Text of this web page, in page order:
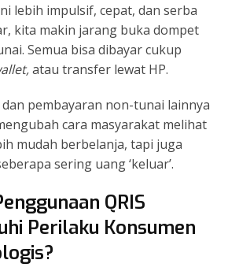
lebih impulsif, cepat, dan serba
kita makin jarang buka dompet
Semua bisa dibayar cukup
atau transfer lewat HP.
dan pembayaran non-tunai lainnya
cara masyarakat melihat
mudah berbelanja, tapi juga
sering uang ‘keluar’.
QRIS
Perilaku Konsumen